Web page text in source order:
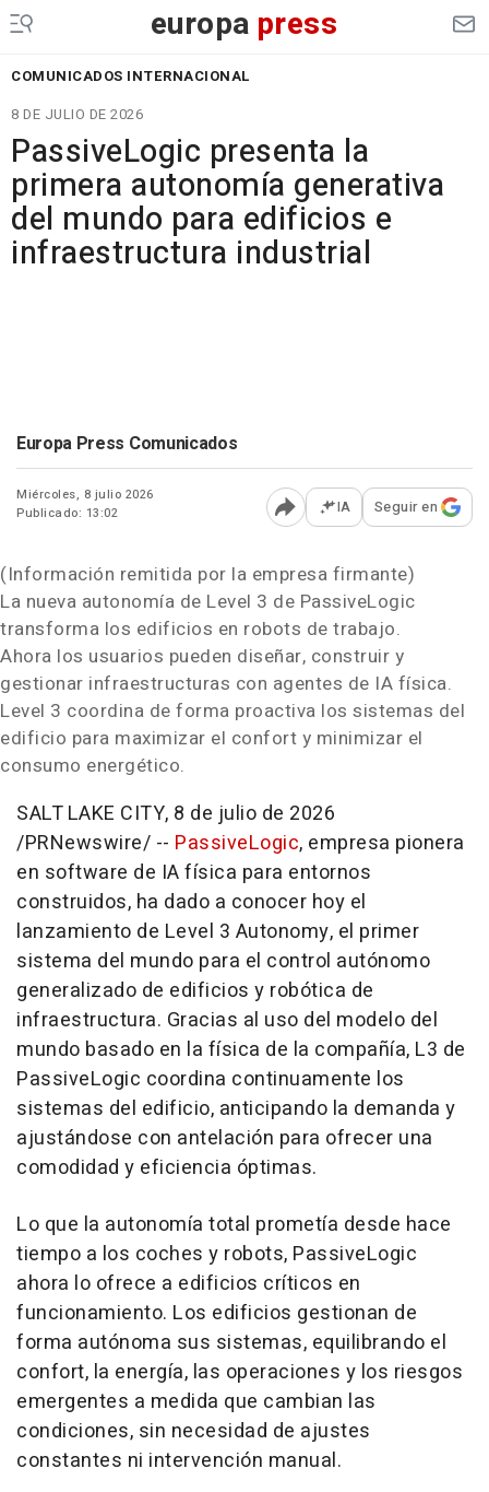
europa press
COMUNICADOS INTERNACIONAL
8 DE JULIO DE 2026
PassiveLogic presenta la
primera autonomía generativa
del mundo para edificios e
infraestructura industrial
Europa Press Comunicados
Miércoles, 8 julio 2026
Publicado: 13:02
Abrir opciones para
IA Seguir en
(Información remitida por la empresa firmante)
La nueva autonomía de Level 3 de PassiveLogic
transforma los edificios en robots de trabajo.
Ahora los usuarios pueden diseñar, construir y
gestionar infraestructuras con agentes de IA física.
Level 3 coordina de forma proactiva los sistemas del
edificio para maximizar el confort y minimizar el
consumo energético.
SALT LAKE CITY, 8 de julio de 2026
/PRNewswire/ -- PassiveLogic, empresa pionera
en software de IA física para entornos
construidos, ha dado a conocer hoy el
lanzamiento de Level 3 Autonomy, el primer
sistema del mundo para el control autónomo
generalizado de edificios y robótica de
infraestructura. Gracias al uso del modelo del
mundo basado en la física de la compañía, L3 de
PassiveLogic coordina continuamente los
sistemas del edificio, anticipando la demanda y
ajustándose con antelación para ofrecer una
comodidad y eficiencia óptimas.
Lo que la autonomía total prometía desde hace
tiempo a los coches y robots, PassiveLogic
ahora lo ofrece a edificios críticos en
funcionamiento. Los edificios gestionan de
forma autónoma sus sistemas, equilibrando el
confort, la energía, las operaciones y los riesgos
emergentes a medida que cambian las
condiciones, sin necesidad de ajustes
constantes ni intervención manual.